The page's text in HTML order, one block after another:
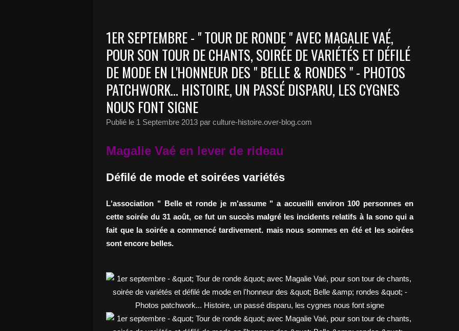
1ER SEPTEMBRE - " TOUR DE RONDE " AVEC MAGALIE VAÉ,
POUR SON TOUR DE CHANTS, SOIRÉE DE VARIÉTÉS ET DÉFILÉ
DE MODE EN L'HONNEUR DES " BELLE & RONDES " - PHOTOS
PATCHWORK... HISTOIRE, UN PASSÉ DISPARU, LES CYGNES
NOUS FONT SIGNE
Publié le 1 Septembre 2013 par culture-histoire.over-blog.com
Magalie Vaé en lever de rideau
Défilé de mode et soirées variétés
L'association " Belle et ronde je m'assume " a accueilli environ 100 personnes en
cette soirée du 31 août, ce fut un succès malgré les incidents relatifs à la sono qui a
fait que la soirée a commencé tardivement. mais nous sommes en été et les soirées
sont encore belles.